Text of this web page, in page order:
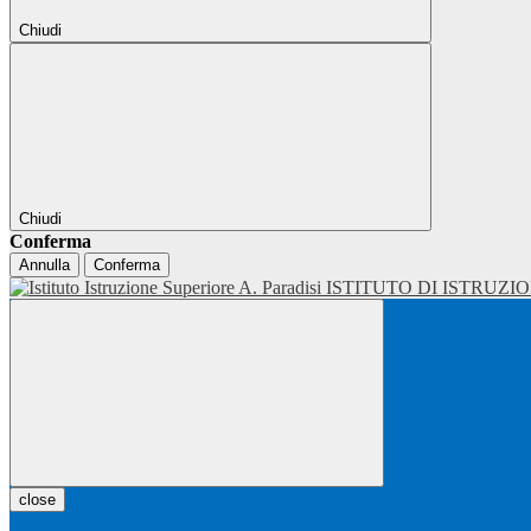
Chiudi
Chiudi
Conferma
Annulla Conferma
ISTITUTO DI
close